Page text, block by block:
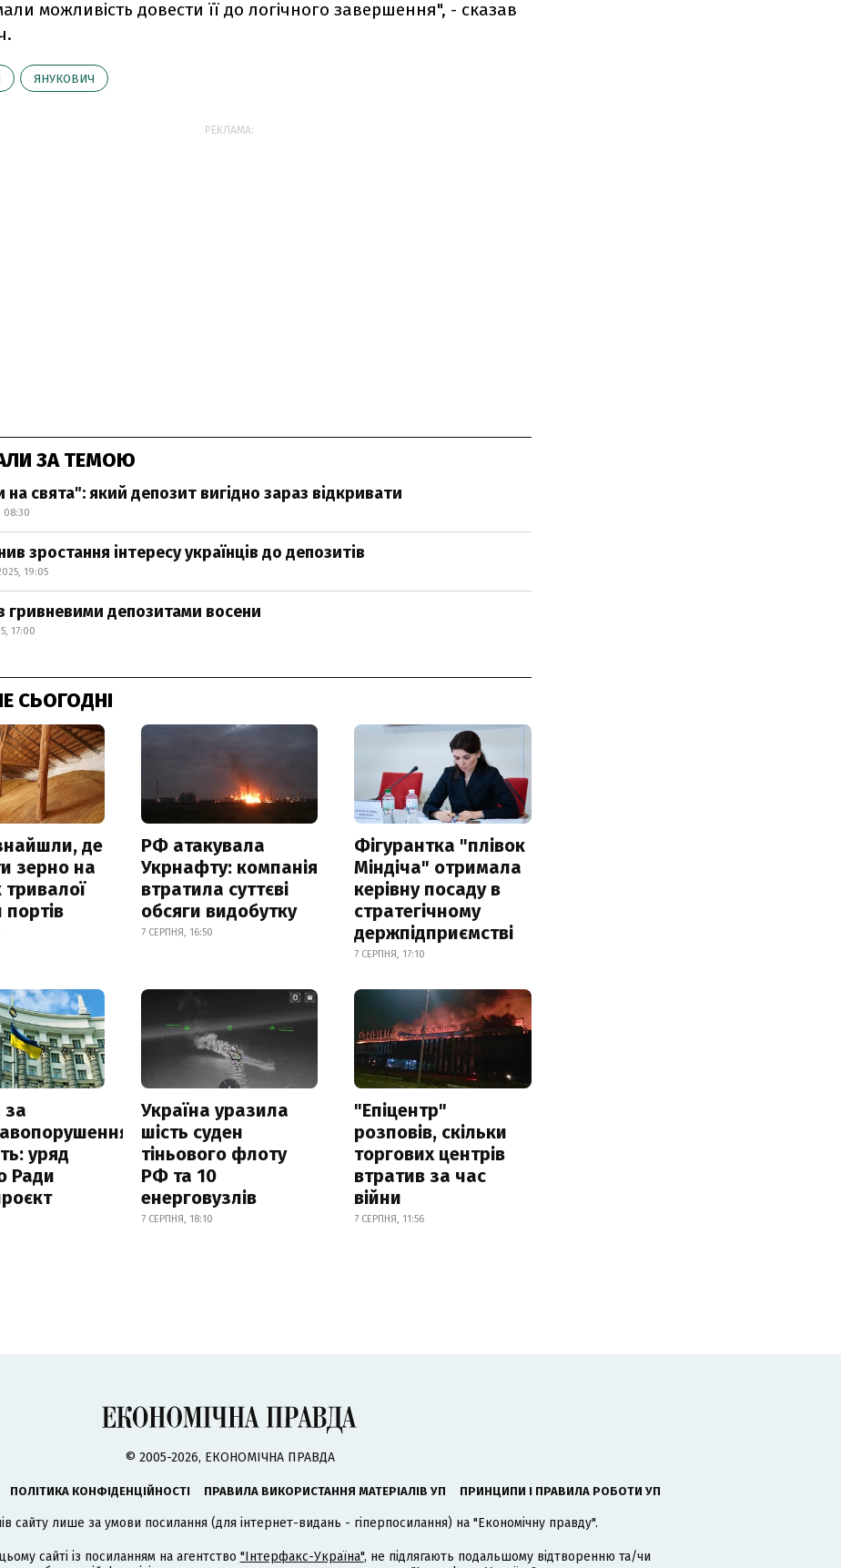
можливість довести її до логічного завершення", - сказав
ЯНУКОВИЧ
РЕКЛАМА:
ЗА ТЕМОЮ
на свята": який депозит вигідно зараз відкривати
08:30
зростання інтересу українців до депозитів
19:05
гривневими депозитами восени
17:00
СЬОГОДНІ
де
зерно на
РФ атакувала
Укрнафту: компанія
втратила суттєві
обсяги видобутку
7 СЕРПНЯ, 16:50
Фігурантка "плівок
Міндіча" отримала
керівну посаду в
стратегічному
держпідприємстві
7 СЕРПНЯ, 17:10
уряд
Ради
Україна уразила
шість суден
тіньового флоту
РФ та 10
енерговузлів
7 СЕРПНЯ, 18:10
"Епіцентр"
розповів, скільки
торгових центрів
втратив за час
війни
7 СЕРПНЯ, 11:56
© 2005-2026, ЕКОНОМІЧНА ПРАВДА
ПОЛІТИКА КОНФІДЕНЦІЙНОСТІ ПРАВИЛА ВИКОРИСТАННЯ МАТЕРІАЛІВ УП ПРИНЦИПИ І ПРАВИЛА РОБОТИ УП
сайту лише за умови посилання (для інтернет-видань - гіперпосилання) на "Економічну правду".
сайті із посиланням на агентство "Інтерфакс-Україна", не підлягають подальшому відтворенню та/чи